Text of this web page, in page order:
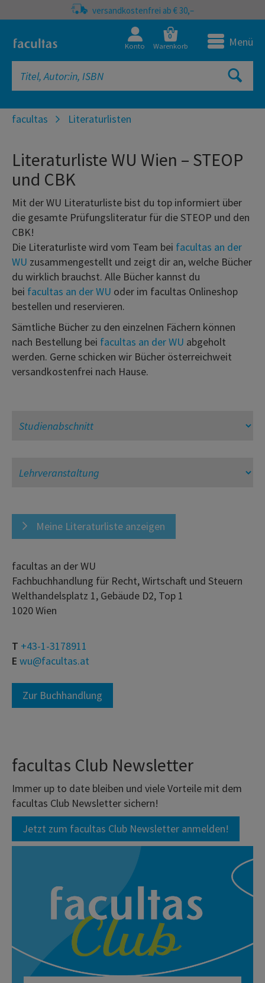
versandkostenfrei ab € 30,–
Konto
0
Warenkorb Menü
facultas Literaturlisten
Literaturliste WU Wien – STEOP
und CBK
Mit der WU Literaturliste bist du top informiert über
die gesamte Prüfungsliteratur für die STEOP und den
CBK!
Die Literaturliste wird vom Team bei facultas an der
WU zusammengestellt und zeigt dir an, welche Bücher
du wirklich brauchst. Alle Bücher kannst du
bei facultas an der WU oder im facultas Onlineshop
bestellen und reservieren.
Sämtliche Bücher zu den einzelnen Fächern können
nach Bestellung bei facultas an der WU abgeholt
werden. Gerne schicken wir Bücher österreichweit
versandkostenfrei nach Hause.
Meine Literaturliste anzeigen
facultas an der WU
Fachbuchhandlung für Recht, Wirtschaft und Steuern
Welthandelsplatz 1, Gebäude D2, Top 1
1020 Wien
T +43-1-3178911
E wu@facultas.at
Zur Buchhandlung
facultas Club Newsletter
Immer up to date bleiben und viele Vorteile mit dem
facultas Club Newsletter sichern!
Jetzt zum facultas Club Newsletter anmelden!